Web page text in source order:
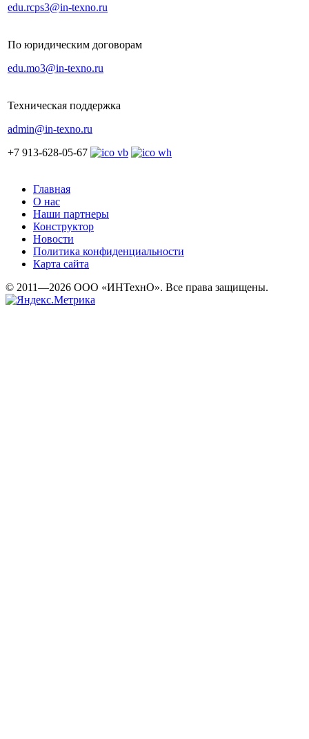
edu.rcps3@in-texno.ru
По юридическим договорам
edu.mo3@in-texno.ru
Техническая поддержка
admin@in-texno.ru
+7 913-628-05-67
Главная
О нас
Наши партнеры
Конструктор
Новости
Политика конфиденциальности
Карта сайта
© 2011—2026 ООО «ИНТехнО». Все права защищены.